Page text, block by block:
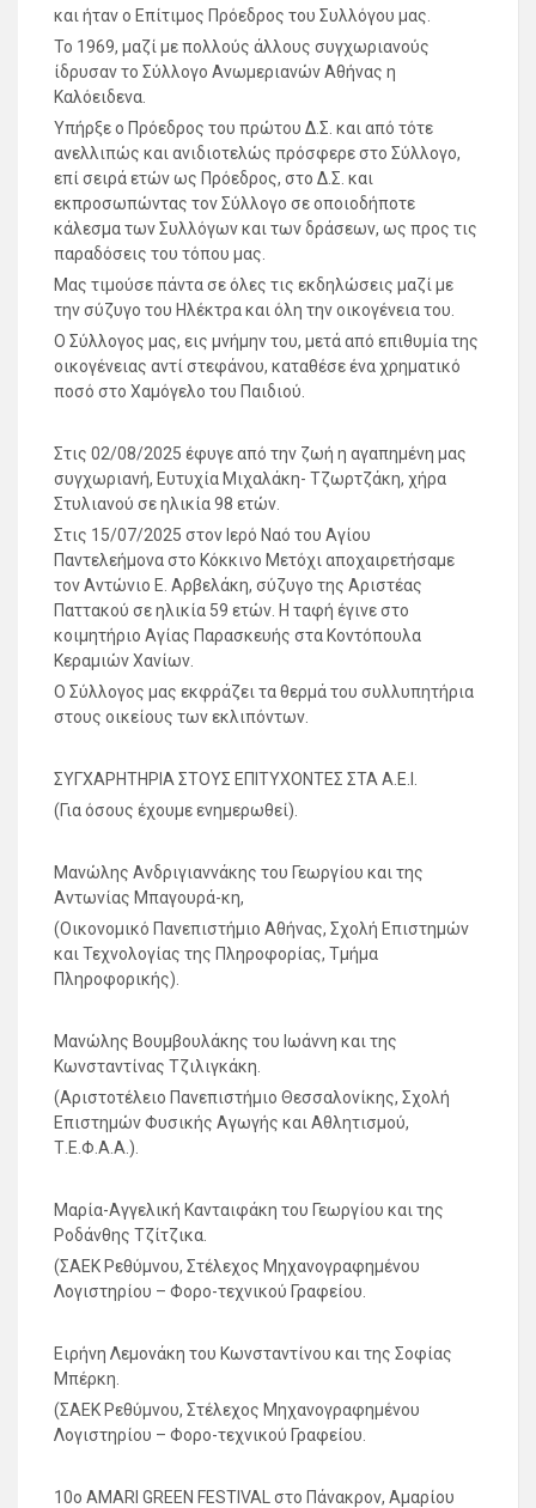
και ήταν ο Επίτιμος Πρόεδρος του Συλλόγου μας.
Το 1969, μαζί με πολλούς άλλους συγχωριανούς
ίδρυσαν το Σύλλογο Ανωμεριανών Αθήνας η
Καλόειδενα.
Υπήρξε ο Πρόεδρος του πρώτου Δ.Σ. και από τότε
ανελλιπώς και ανιδιοτελώς πρόσφερε στο Σύλλογο,
επί σειρά ετών ως Πρόεδρος, στο Δ.Σ. και
εκπροσωπώντας τον Σύλλογο σε οποιοδήποτε
κάλεσμα των Συλλόγων και των δράσεων, ως προς τις
παραδόσεις του τόπου μας.
Μας τιμούσε πάντα σε όλες τις εκδηλώσεις μαζί με
την σύζυγο του Ηλέκτρα και όλη την οικογένεια του.
Ο Σύλλογος μας, εις μνήμην του, μετά από επιθυμία της
οικογένειας αντί στεφάνου, καταθέσε ένα χρηματικό
ποσό στο Χαμόγελο του Παιδιού.
Στις 02/08/2025 έφυγε από την ζωή η αγαπημένη μας
συγχωριανή, Ευτυχία Μιχαλάκη- Τζωρτζάκη, χήρα
Στυλιανού σε ηλικία 98 ετών.
Στις 15/07/2025 στον Ιερό Ναό του Αγίου
Παντελεήμονα στο Κόκκινο Μετόχι αποχαιρετήσαμε
τον Αντώνιο Ε. Αρβελάκη, σύζυγο της Αριστέας
Παττακού σε ηλικία 59 ετών. Η ταφή έγινε στο
κοιμητήριο Αγίας Παρασκευής στα Κοντόπουλα
Κεραμιών Χανίων.
Ο Σύλλογος μας εκφράζει τα θερμά του συλλυπητήρια
στους οικείους των εκλιπόντων.
ΣΥΓΧΑΡΗΤΗΡΙΑ ΣΤΟΥΣ ΕΠΙΤΥΧΟΝΤΕΣ ΣΤΑ Α.Ε.Ι.
(Για όσους έχουμε ενημερωθεί).
Μανώλης Ανδριγιαννάκης του Γεωργίου και της
Αντωνίας Μπαγουρά-κη,
(Οικονομικό Πανεπιστήμιο Αθήνας, Σχολή Επιστημών
και Τεχνολογίας της Πληροφορίας, Τμήμα
Πληροφορικής).
Μανώλης Βουμβουλάκης του Ιωάννη και της
Κωνσταντίνας Τζιλιγκάκη.
(Αριστοτέλειο Πανεπιστήμιο Θεσσαλονίκης, Σχολή
Επιστημών Φυσικής Αγωγής και Αθλητισμού,
Τ.Ε.Φ.Α.Α.).
Μαρία-Αγγελική Κανταιφάκη του Γεωργίου και της
Ροδάνθης Τζίτζικα.
(ΣΑΕΚ Ρεθύμνου, Στέλεχος Μηχανογραφημένου
Λογιστηρίου – Φορο-τεχνικού Γραφείου.
Ειρήνη Λεμονάκη του Κωνσταντίνου και της Σοφίας
Μπέρκη.
(ΣΑΕΚ Ρεθύμνου, Στέλεχος Μηχανογραφημένου
Λογιστηρίου – Φορο-τεχνικού Γραφείου.
10ο AMARI GREEN FESTIVAL στο Πάνακρον, Αμαρίου